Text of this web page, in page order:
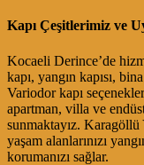
Kapı Çeşitlerimiz ve
Kocaeli Derince’de
kapı, yangın kapısı,
Variodor kapı
apartman, villa ve
sunmaktayız. Karagöllü
yaşam alanlarınızı
korumanızı sağlar.